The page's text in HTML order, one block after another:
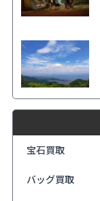
宝石買取
バッグ買取